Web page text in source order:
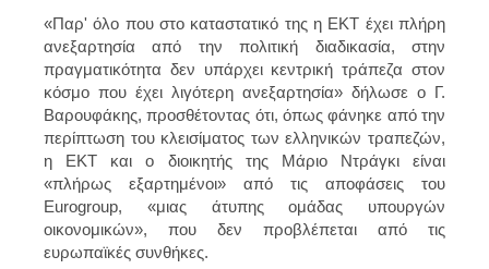
«Παρ' όλο που στο καταστατικό της η ΕΚΤ έχει πλήρη
ανεξαρτησία από την πολιτική διαδικασία, στην
πραγματικότητα δεν υπάρχει κεντρική τράπεζα στον
κόσμο που έχει λιγότερη ανεξαρτησία» δήλωσε ο Γ.
Βαρουφάκης, προσθέτοντας ότι, όπως φάνηκε από την
περίπτωση του κλεισίματος των ελληνικών τραπεζών,
η ΕΚΤ και ο διοικητής της Μάριο Ντράγκι είναι
«πλήρως εξαρτημένοι» από τις αποφάσεις του
Eurogroup, «μιας άτυπης ομάδας υπουργών
οικονομικών», που δεν προβλέπεται από τις
ευρωπαϊκές συνθήκες.